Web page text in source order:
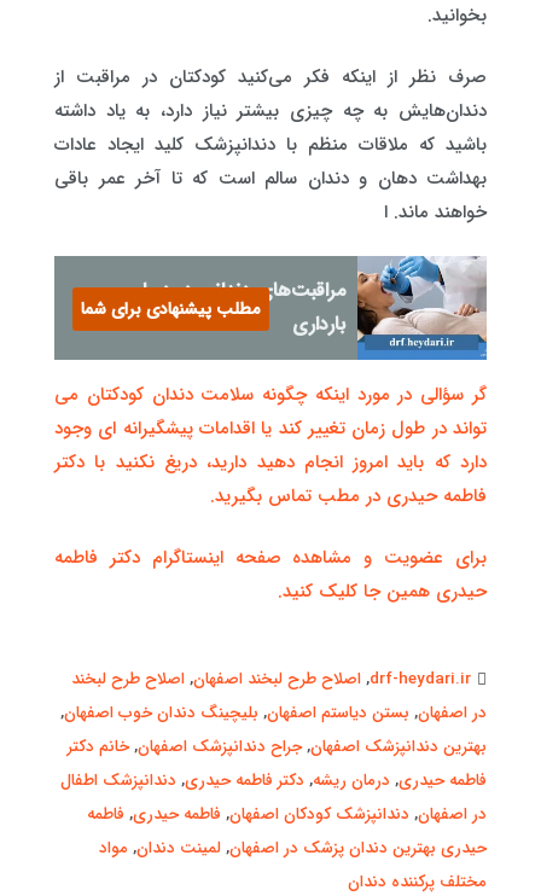
بخوانید.
صرف نظر از اینکه فکر می‌کنید کودکتان در مراقبت از
دندان‌هایش به چه چیزی بیشتر نیاز دارد، به یاد داشته
باشید که ملاقات منظم با دندانپزشک کلید ایجاد عادات
بهداشت دهان و دندان سالم است که تا آخر عمر باقی
خواهند ماند. ا
مراقبت‌های دندانی در دوران
بارداری
مطلب پیشنهادی برای شما
گر سؤالی در مورد اینکه چگونه سلامت دندان کودکتان می
تواند در طول زمان تغییر کند یا اقدامات پیشگیرانه ای وجود
دارد که باید امروز انجام دهید دارید، دریغ نکنید با دکتر
فاطمه حیدری در مطب تماس بگیرید.
برای عضویت و مشاهده صفحه اینستاگرام دکتر فاطمه
حیدری همین جا کلیک کنید.
drf-heydari.ir
,اصلاح طرح لبخند اصفهان,اصلاح طرح لبخند
در اصفهان, بستن دیاستم اصفهان, بلیچینگ دندان خوب اصفهان,
بهترین دندانپزشک اصفهان,جراح دندانپزشک اصفهان,خانم دکتر
فاطمه حیدری, درمان ریشه, دکتر فاطمه حیدری, دندانپزشک اطفال
در اصفهان, دندانپزشک کودکان اصفهان, فاطمه حیدری, فاطمه
حیدری بهترین دندان پزشک در اصفهان,لمینت دندان, مواد
مختلف پرکننده دندان